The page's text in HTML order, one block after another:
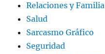
Relaciones y Familia
Salud
Sarcasmo Gráfico
Seguridad